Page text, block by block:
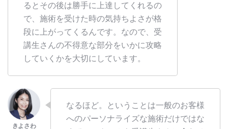
るとその後は勝手に上達してくれるの
で、施術を受けた時の気持ちよさが格
段に上がってくるんです。なので、受
講生さんの不得意な部分をいかに攻略
していくかを大切にしています。
なるほど。ということは一般のお客様
へのパーソナライズな施術だけではな